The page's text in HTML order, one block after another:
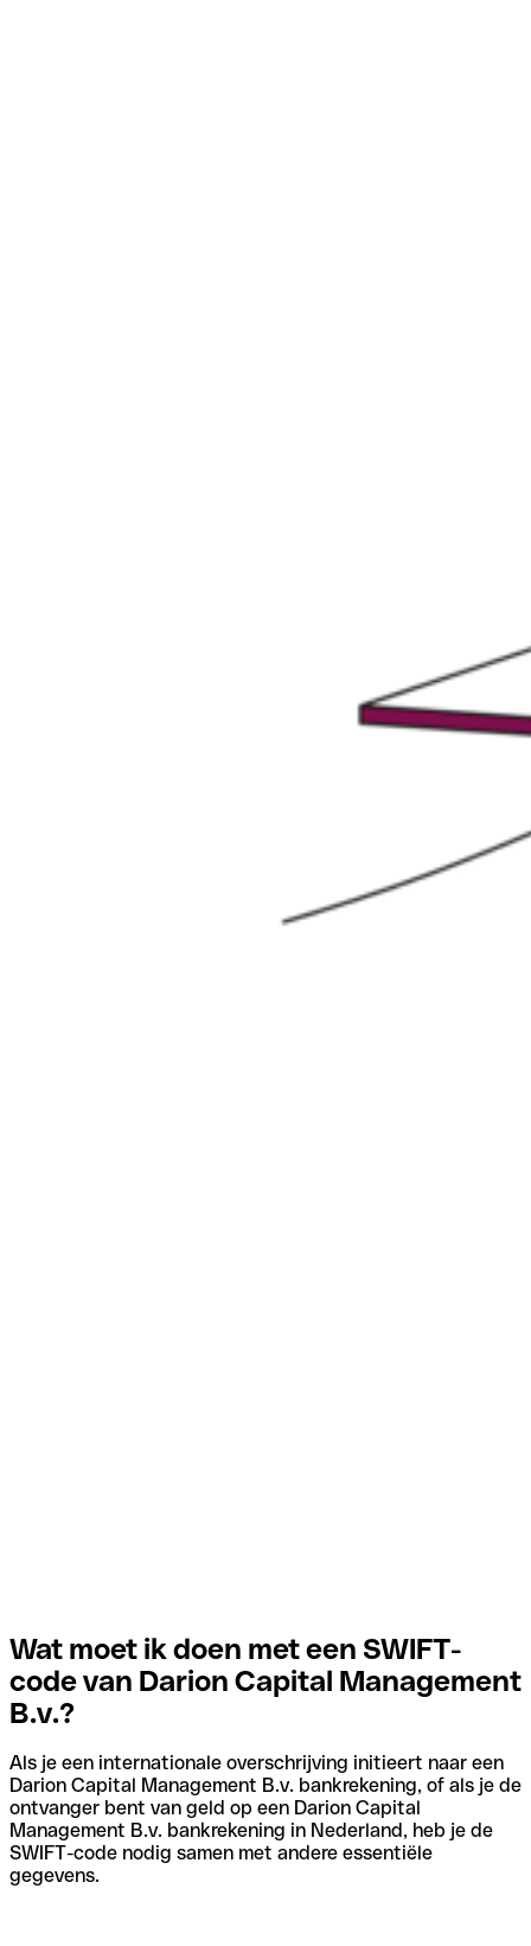
Wat moet ik doen met een SWIFT-
code van Darion Capital Management
B.v.?
Als je een internationale overschrijving initieert naar een
Darion Capital Management B.v. bankrekening, of als je de
ontvanger bent van geld op een Darion Capital
Management B.v. bankrekening in Nederland, heb je de
SWIFT-code nodig samen met andere essentiële
gegevens.